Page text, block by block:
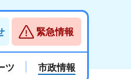
緊急情報
ツ 市政情報